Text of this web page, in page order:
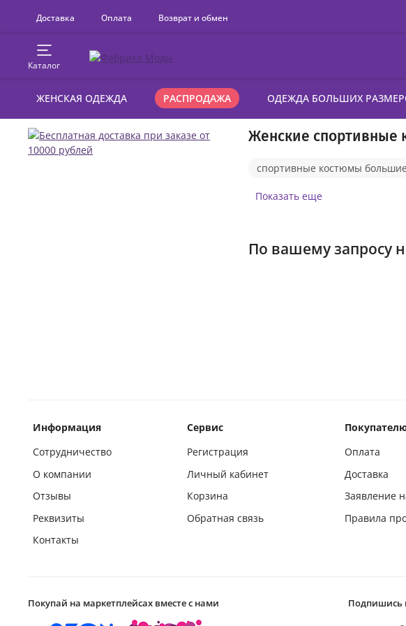
Доставка Оплата Возврат и обмен
Каталог
ЖЕНСКАЯ ОДЕЖДА РАСПРОДАЖА ОДЕЖДА БОЛЬШИХ
Женские спортивные
спортивные костюмы
спортивные костюмы с
спортивные костюмы с
Показать еще
По вашему запросу
Информация
Сотрудничество
О компании
Отзывы
Реквизиты
Контакты
Сервис
Регистрация
Личный кабинет
Корзина
Обратная связь
Оплата
Доставка
Заявление
Правила
Покупай на маркетплейсах вместе с нами Подпишись